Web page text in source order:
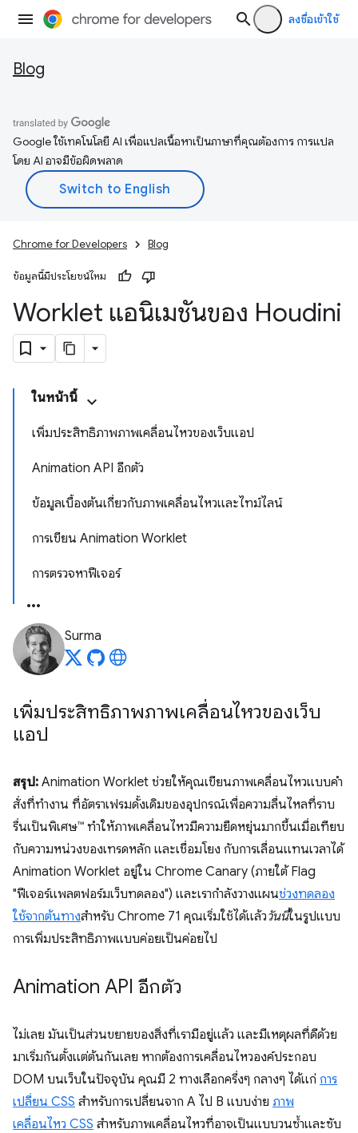
ลงชื่อเข้าใช้
Blog
Google ใช้เทคโนโลยี AI เพื่อแปลเนื้อหาเป็นภาษาที่คุณต้องการ การแปล
โดย AI อาจมีข้อผิดพลาด
Chrome for Developers Blog
ข้อมูลนี้มีประโยชน์ไหม
Worklet แอนิเมชันของ Houdini
ในหน้านี้
เพิ่มประสิทธิภาพภาพเคลื่อนไหวของเว็บแอป
Animation API อีกตัว
ข้อมูลเบื้องต้นเกี่ยวกับภาพเคลื่อนไหวและไทม์ไลน์
การเขียน Animation Worklet
การตรวจหาฟีเจอร์
Surma
เพิ่มประสิทธิภาพภาพเคลื่อนไหวของเว็บ
แอป
สรุป: Animation Worklet ช่วยให้คุณเขียนภาพเคลื่อนไหวแบบคำ
สั่งที่ทำงาน ที่อัตราเฟรมดั้งเดิมของอุปกรณ์เพื่อความลื่นไหลที่ราบ
รื่นเป็นพิเศษ™ ทำให้ภาพเคลื่อนไหวมีความยืดหยุ่นมากขึ้นเมื่อเทียบ
กับความหน่วงของเทรดหลัก และเชื่อมโยง กับการเลื่อนแทนเวลาได้
Animation Worklet อยู่ใน Chrome Canary (ภายใต้ Flag
"ฟีเจอร์แพลตฟอร์มเว็บทดลอง") และเรากำลังวางแผนช่วงทดลอง
ใช้จากต้นทางสำหรับ Chrome 71 คุณเริ่มใช้ได้แล้ววันนี้ในรูปแบบ
การเพิ่มประสิทธิภาพแบบค่อยเป็นค่อยไป
Animation API อีกตัว
ไม่เลย มันเป็นส่วนขยายของสิ่งที่เรามีอยู่แล้ว และมีเหตุผลที่ดีด้วย
มาเริ่มกันตั้งแต่ต้นกันเลย หากต้องการเคลื่อนไหวองค์ประกอบ
DOM บนเว็บในปัจจุบัน คุณมี 2 ทางเลือกครึ่งๆ กลางๆ ได้แก่ การ
เปลี่ยน CSS สำหรับการเปลี่ยนจาก A ไป B แบบง่าย ภาพ
เคลื่อนไหว CSS สำหรับภาพเคลื่อนไหวที่อาจเป็นแบบวนซ้ำและซับ